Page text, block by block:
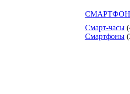
Смарт-часы
Смартфоны